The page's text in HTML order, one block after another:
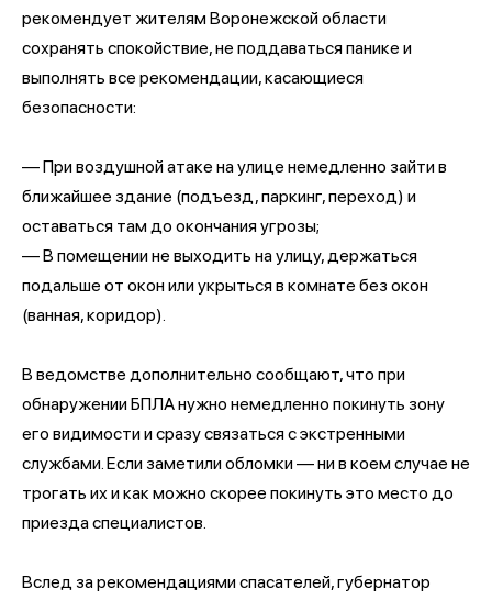
рекомендует жителям Воронежской области
сохранять спокойствие, не поддаваться панике и
выполнять все рекомендации, касающиеся
безопасности:
— При воздушной атаке на улице немедленно зайти в
ближайшее здание (подъезд, паркинг, переход) и
оставаться там до окончания угрозы;
— В помещении не выходить на улицу, держаться
подальше от окон или укрыться в комнате без окон
(ванная, коридор).
В ведомстве дополнительно сообщают, что при
обнаружении БПЛА нужно немедленно покинуть зону
его видимости и сразу связаться с экстренными
службами. Если заметили обломки — ни в коем случае не
трогать их и как можно скорее покинуть это место до
приезда специалистов.
Вслед за рекомендациями спасателей, губернатор